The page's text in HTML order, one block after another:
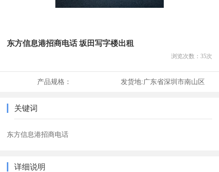
东方信息港招商电话 坂田写字楼出租
浏览次数： 35次
产品规格： 发货地:广东省深圳市南山区
关键词
东方信息港招商电话
详细说明